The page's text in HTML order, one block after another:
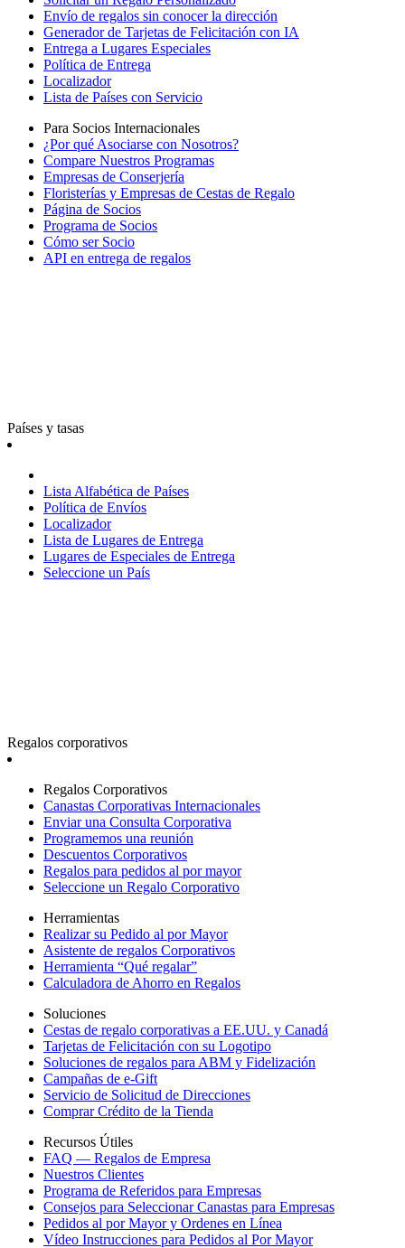
Envío de regalos sin conocer la dirección
Generador de Tarjetas de Felicitación con IA
Entrega a Lugares Especiales
Política de Entrega
Localizador
Lista de Países con Servicio
Para Socios Internacionales
¿Por qué Asociarse con Nosotros?
Compare Nuestros Programas
Empresas de Conserjería
Floristerías y Empresas de Cestas de Regalo
Página de Socios
Programa de Socios
Cómo ser Socio
API en entrega de regalos
Países y tasas
Lista Alfabética de Países
Política de Envíos
Localizador
Lista de Lugares de Entrega
Lugares de Especiales de Entrega
Seleccione un País
Regalos corporativos
Regalos Corporativos
Canastas Corporativas Internacionales
Enviar una Consulta Corporativa
Programemos una reunión
Descuentos Corporativos
Regalos para pedidos al por mayor
Seleccione un Regalo Corporativo
Herramientas
Realizar su Pedido al por Mayor
Asistente de regalos Corporativos
Herramienta “Qué regalar”
Calculadora de Ahorro en Regalos
Soluciones
Cestas de regalo corporativas a EE.UU. y Canadá
Tarjetas de Felicitación con su Logotipo
Soluciones de regalos para ABM y Fidelización
Campañas de e-Gift
Servicio de Solicitud de Direcciones
Comprar Crédito de la Tienda
Recursos Útiles
FAQ — Regalos de Empresa
Nuestros Clientes
Programa de Referidos para Empresas
Consejos para Seleccionar Canastas para Empresas
Pedidos al por Mayor y Ordenes en Línea
Vídeo Instrucciones para Pedidos al Por Mayor